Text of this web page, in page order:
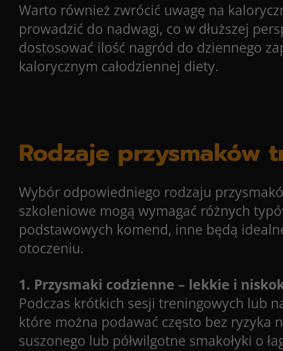
Warto również zwrócić uwagę na
prowadzić do nadwagi, co w dłuższej
dostosować ilość nagród do dziennego
kalorycznym całodziennej diety.
Rodzaje przysmaków
Wybór odpowiedniego rodzaju
szkoleniowe mogą wymagać różnych
podstawowych komend, inne będą
otoczeniu.
1. Przysmaki codzienne – lekkie i
Podczas krótkich sesji treningowych lub
które można podawać często bez ryzyka
suszonego lub półwilgotne smakołyki o